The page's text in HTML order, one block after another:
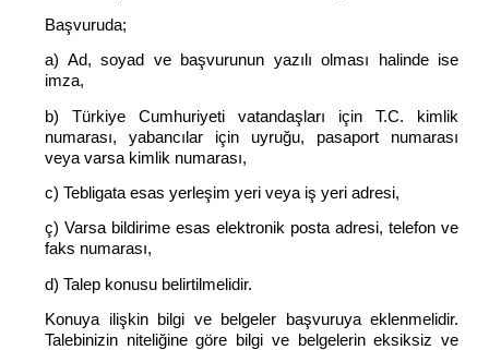
Başvuruda;
a) Ad, soyad ve başvurunun yazılı olması halinde ise
imza,
b) Türkiye Cumhuriyeti vatandaşları için T.C. kimlik
numarası, yabancılar için uyruğu, pasaport numarası
veya varsa kimlik numarası,
c) Tebligata esas yerleşim yeri veya iş yeri adresi,
ç) Varsa bildirime esas elektronik posta adresi, telefon ve
faks numarası,
d) Talep konusu belirtilmelidir.
Konuya ilişkin bilgi ve belgeler başvuruya eklenmelidir.
Talebinizin niteliğine göre bilgi ve belgelerin eksiksiz ve